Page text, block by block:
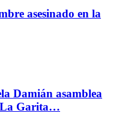
asesinado en la
Damián asamblea
Garita…